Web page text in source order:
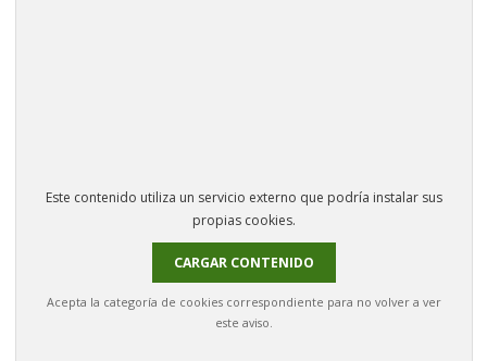
Este contenido utiliza un servicio externo que podría instalar sus
propias cookies.
CARGAR CONTENIDO
Acepta la categoría de cookies correspondiente para no volver a ver
este aviso.